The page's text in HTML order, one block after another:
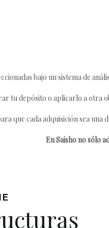
bajo un sistema de
tu depósito o aplicarlo a otra
que cada adquisición sea una
En Saisho no sólo